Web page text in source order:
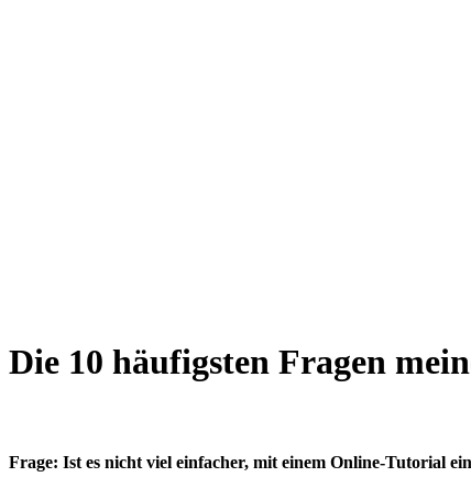
Die 10 häufigsten Fragen
Frage: Ist es nicht viel einfacher, mit einem Online-Tutorial